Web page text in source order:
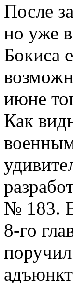
После
но уже
Бокиса
июне
Как
№ 183.
8-го